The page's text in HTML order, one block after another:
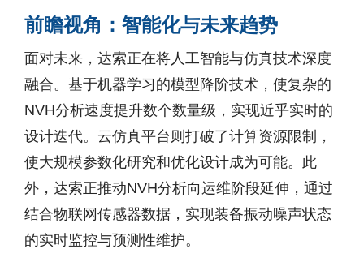
前瞻视角：智能化与未来趋势
面对未来，达索正在将人工智能与仿真技术深度
融合。基于机器学习的模型降阶技术，使复杂的
NVH分析速度提升数个数量级，实现近乎实时的
设计迭代。云仿真平台则打破了计算资源限制，
使大规模参数化研究和优化设计成为可能。此
外，达索正推动NVH分析向运维阶段延伸，通过
结合物联网传感器数据，实现装备振动噪声状态
的实时监控与预测性维护。